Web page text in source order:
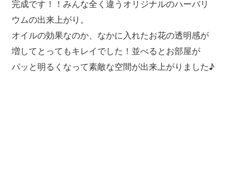
完成です！！みんな全く違うオリジナルのハーバリ
ウムの出来上がり。
オイルの効果なのか、なかに入れたお花の透明感が
増してとってもキレイでした！並べるとお部屋が
パッと明るくなって素敵な空間が出来上がりました♪